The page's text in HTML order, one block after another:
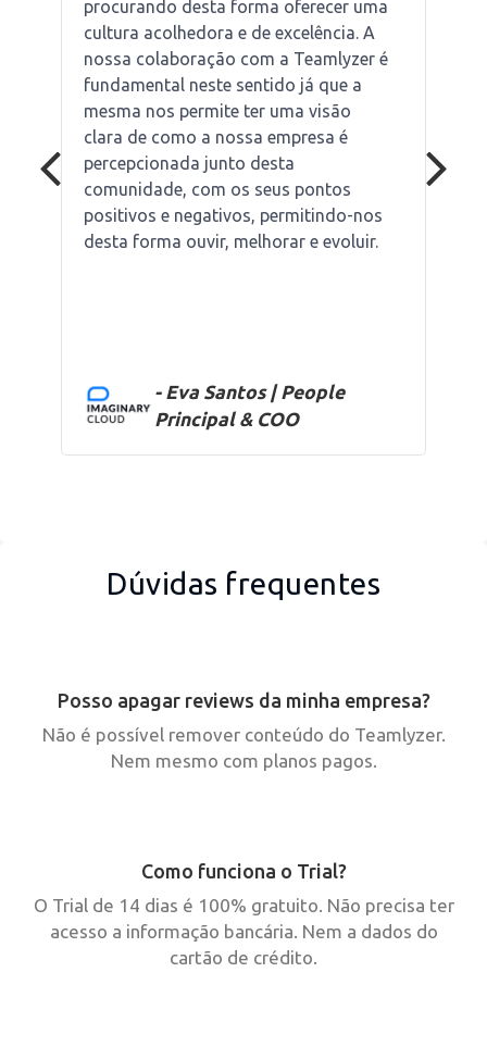
procurando desta forma oferecer uma
cultura acolhedora e de excelência. A
nossa colaboração com a Teamlyzer é
fundamental neste sentido já que a
mesma nos permite ter uma visão
clara de como a nossa empresa é
percepcionada junto desta
comunidade, com os seus pontos
positivos e negativos, permitindo-nos
desta forma ouvir, melhorar e evoluir.
- Eva Santos | People
Principal & COO
Dúvidas frequentes
Posso apagar reviews da minha empresa?
Não é possível remover conteúdo do Teamlyzer.
Nem mesmo com planos pagos.
Como funciona o Trial?
O Trial de 14 dias é 100% gratuito. Não precisa ter
acesso a informação bancária. Nem a dados do
cartão de crédito.